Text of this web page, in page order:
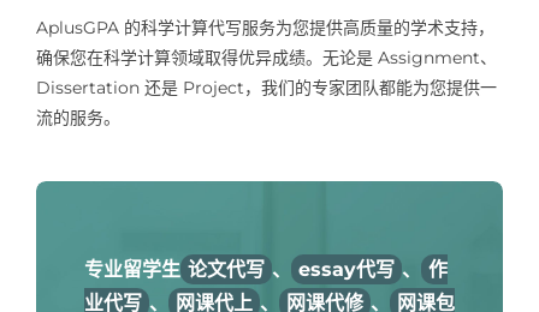
AplusGPA 的科学计算代写服务为您提供高质量的学术支持，
确保您在科学计算领域取得优异成绩。无论是 Assignment、
Dissertation 还是 Project，我们的专家团队都能为您提供一
流的服务。
专业留学生 论文代写 、 essay代写 、
作
业代写 、 网课代上 、 网课代修 、 网课包